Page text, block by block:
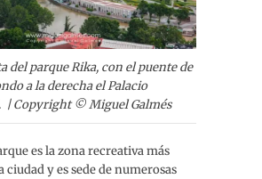
del parque Rika, con el puente de
a la derecha el Palacio
| Copyright © Miguel Galmés
es la zona recreativa más
ciudad y es sede de numerosas